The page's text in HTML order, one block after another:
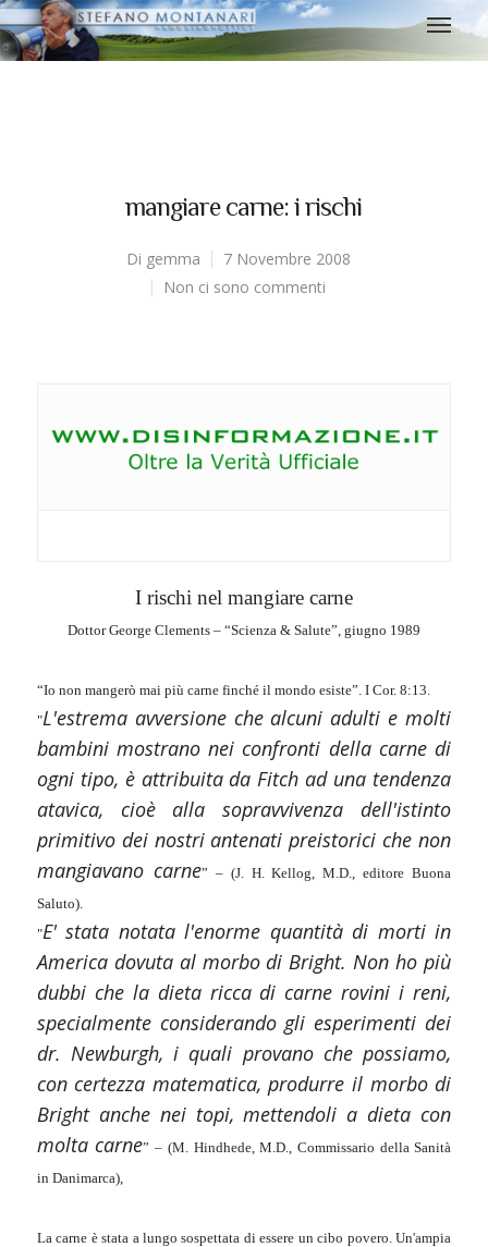
mangiare carne: i rischi
Di gemma
7 Novembre 2008
Non ci sono commenti
I rischi nel mangiare carne
Dottor George Clements – “Scienza & Salute”, giugno 1989
“Io non mangerò mai più carne finché il mondo esiste”. I Cor. 8:13.
"L'estrema avversione che alcuni adulti e molti
bambini mostrano nei confronti della carne di
ogni tipo, è attribuita da Fitch ad una tendenza
atavica, cioè alla sopravvivenza dell'istinto
primitivo dei nostri antenati preistorici che non
mangiavano carne” – (J. H. Kellog, M.D., editore Buona
Saluto).
"E' stata notata l'enorme quantità di morti in
America dovuta al morbo di Bright. Non ho più
dubbi che la dieta ricca di carne rovini i reni,
specialmente considerando gli esperimenti dei
dr. Newburgh, i quali provano che possiamo,
con certezza matematica, produrre il morbo di
Bright anche nei topi, mettendoli a dieta con
molta carne” – (M. Hindhede, M.D., Commissario della Sanità
in Danimarca),
La carne è stata a lungo sospettata di essere un cibo povero. Un'ampia